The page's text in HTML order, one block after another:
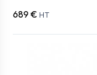
689 € HT